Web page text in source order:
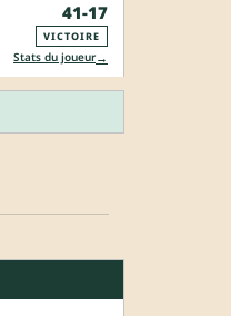
41-17
VICTOIRE
Stats du joueur→